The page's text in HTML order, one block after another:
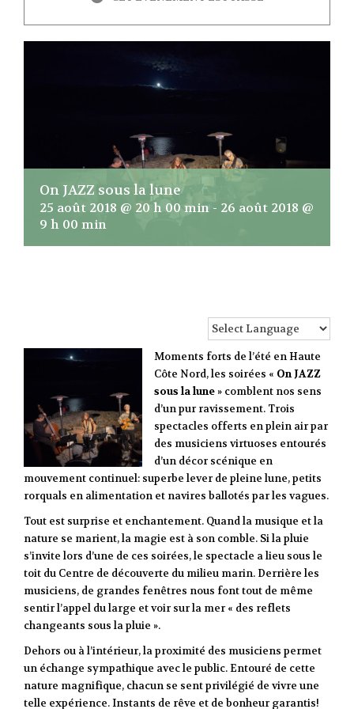
On JAZZ sous la lune
25 août 2018 @ 20 h 00 min- 26 août 2018 @
9 h 00 min
Moments forts de l’été en Haute
Côte Nord, les soirées « On JAZZ
sous la lune » comblent nos sens
d’un pur ravissement. Trois
spectacles offerts en plein air par
des musiciens virtuoses entourés
d’un décor scénique en
mouvement continuel: superbe lever de pleine lune, petits
rorquals en alimentation et navires ballotés par les vagues.
Tout est surprise et enchantement. Quand la musique et la
nature se marient, la magie est à son comble. Si la pluie
s’invite lors d’une de ces soirées, le spectacle a lieu sous le
toit du Centre de découverte du milieu marin. Derrière les
musiciens, de grandes fenêtres nous font tout de même
sentir l’appel du large et voir sur la mer « des reflets
changeants sous la pluie ».
Dehors ou à l’intérieur, la proximité des musiciens permet
un échange sympathique avec le public. Entouré de cette
nature magnifique, chacun se sent privilégié de vivre une
telle expérience. Instants de rêve et de bonheur garantis!